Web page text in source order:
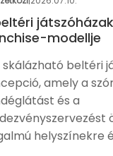
A
franchise
víztermelő